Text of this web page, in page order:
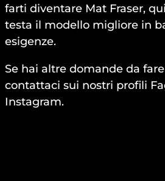
farti diventare Mat Fraser,
testa il modello migliore in
esigenze.
Se hai altre domande da
contattaci sui nostri profili
Instagram.